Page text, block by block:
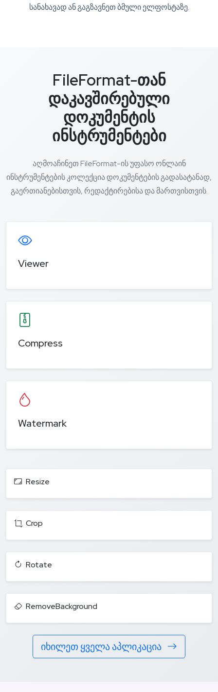
სანახავად ან გაგზავნეთ ბმული ელფოსტაზე.
FileFormat-თან
დაკავშირებული
დოკუმენტის
ინსტრუმენტები
აღმოაჩინეთ FileFormat-ის უფასო ონლაინ
ინსტრუმენტების კოლექცია დოკუმენტების გადასატანად,
გაერთიანებისთვის, რედაქტირებისა და მართვისთვის.
Viewer
Compress
Watermark
Resize
Crop
Rotate
RemoveBackground
იხილეთ ყველა აპლიკაცია